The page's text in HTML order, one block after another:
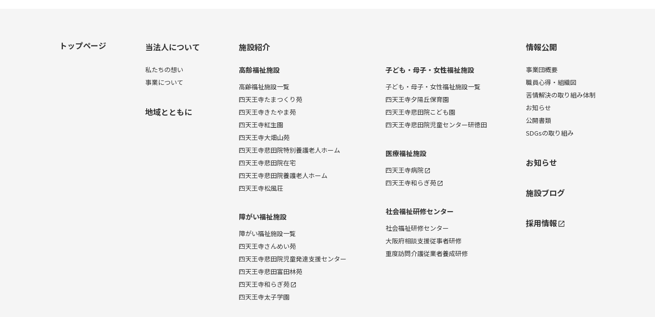
トップページ 当法人について
私たちの想い
事業について
地域とともに
施設紹介
高齢福祉施設
高齢福祉施設一覧
四天王寺たまつくり苑
四天王寺きたやま苑
四天王寺紅生園
四天王寺大畑山苑
四天王寺悲田院特別養護老人ホーム
四天王寺悲田院在宅
四天王寺悲田院養護老人ホーム
四天王寺松風荘
障がい福祉施設
障がい福祉施設一覧
四天王寺さんめい苑
四天王寺悲田院児童発達支援センター
四天王寺悲田富田林苑
四天王寺和らぎ苑
四天王寺太子学園
子ども・母子・女性福祉施設
子ども・母子・女性福祉施設一覧
四天王寺夕陽丘保育園
四天王寺悲田院こども園
四天王寺悲田院児童センター研徳田
医療福祉施設
四天王寺病院
四天王寺和らぎ苑
社会福祉研修センター
社会福祉研修センター
大阪府相談支援従事者研修
重度訪問介護従業者養成研修
情報公開
事業団概要
職員心得・組織図
苦情解決の取り組み体制
お知らせ
公開書類
SDGsの取り組み
お知らせ
施設ブログ
採用情報